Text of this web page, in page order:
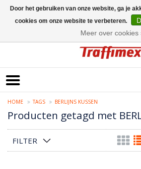
HOME TAGS BERLIJNS KUSSEN
Producten getagd met
FILTER
Door het gebruiken van onze website, ga je
cookies om onze website te verbeteren.
Meer over cookies